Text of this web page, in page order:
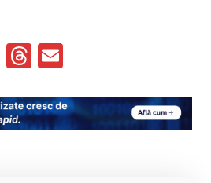
X
T
e
a
ail